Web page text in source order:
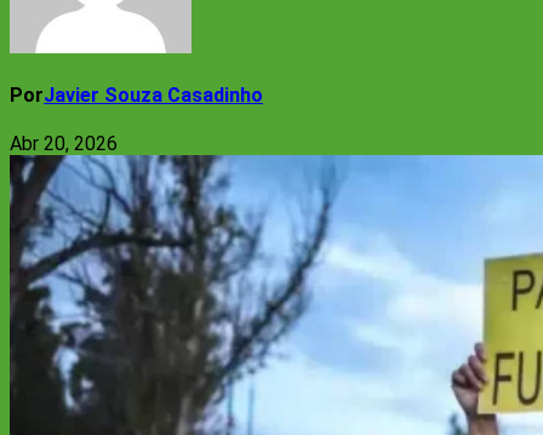
PorJavier Souza Casadinho
Abr 20, 2026